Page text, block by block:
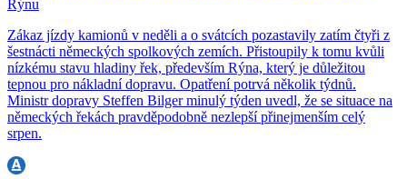
Rýnu
Zákaz jízdy kamionů v neděli a o svátcích pozastavily zatím čtyři z
šestnácti německých spolkových zemích. Přistoupily k tomu kvůli
nízkému stavu hladiny řek, především Rýna, který je důležitou
tepnou pro nákladní dopravu. Opatření potrvá několik týdnů.
Ministr dopravy Steffen Bilger minulý týden uvedl, že se situace na
německých řekách pravděpodobně nezlepší přinejmenším celý
srpen.